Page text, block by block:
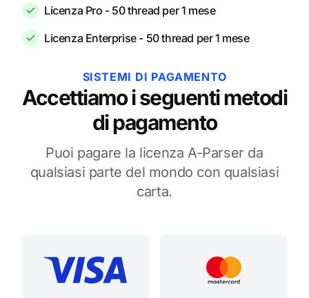
Licenza Pro - 50 thread per 1 mese
Licenza Enterprise - 50 thread per 1 mese
SISTEMI DI PAGAMENTO
Accettiamo i seguenti metodi
di pagamento
Puoi pagare la licenza A-Parser da
qualsiasi parte del mondo con qualsiasi
carta.